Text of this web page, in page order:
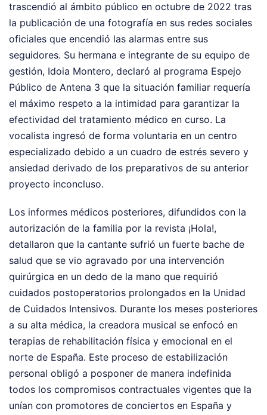
trascendió al ámbito público en octubre de 2022 tras
la publicación de una fotografía en sus redes sociales
oficiales que encendió las alarmas entre sus
seguidores. Su hermana e integrante de su equipo de
gestión, Idoia Montero, declaró al programa Espejo
Público de Antena 3 que la situación familiar requería
el máximo respeto a la intimidad para garantizar la
efectividad del tratamiento médico en curso. La
vocalista ingresó de forma voluntaria en un centro
especializado debido a un cuadro de estrés severo y
ansiedad derivado de los preparativos de su anterior
proyecto inconcluso.
Los informes médicos posteriores, difundidos con la
autorización de la familia por la revista ¡Hola!,
detallaron que la cantante sufrió un fuerte bache de
salud que se vio agravado por una intervención
quirúrgica en un dedo de la mano que requirió
cuidados postoperatorios prolongados en la Unidad
de Cuidados Intensivos. Durante los meses posteriores
a su alta médica, la creadora musical se enfocó en
terapias de rehabilitación física y emocional en el
norte de España. Este proceso de estabilización
personal obligó a posponer de manera indefinida
todos los compromisos contractuales vigentes que la
unían con promotores de conciertos en España y